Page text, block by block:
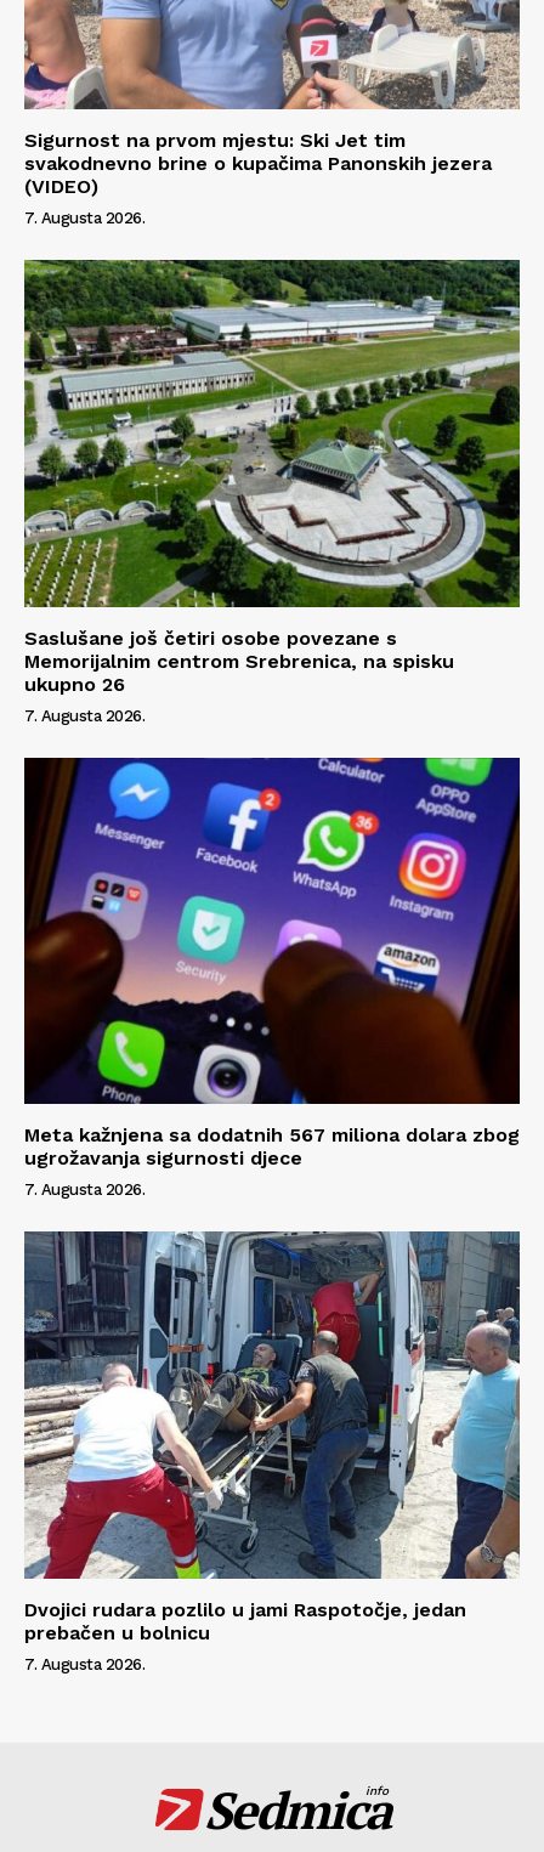
Info
O nama
Kontakt
Impressum
Sigurnost na prvom mjestu: Ski Jet tim
svakodnevno brine o kupačima Panonskih jezera
(VIDEO)
7. Augusta 2026.
Saslušane još četiri osobe povezane s
Memorijalnim centrom Srebrenica, na spisku
ukupno 26
7. Augusta 2026.
Meta kažnjena sa dodatnih 567 miliona dolara zbog
ugrožavanja sigurnosti djece
7. Augusta 2026.
Dvojici rudara pozlilo u jami Raspotočje, jedan
prebačen u bolnicu
7. Augusta 2026.
Sedmica
info